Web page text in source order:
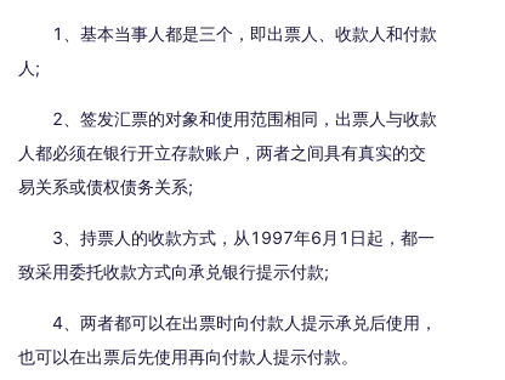
1、基本当事人都是三个，即出票人、收款人和付款
人;
2、签发汇票的对象和使用范围相同，出票人与收款
人都必须在银行开立存款账户，两者之间具有真实的交
易关系或债权债务关系;
3、持票人的收款方式，从1997年6月1日起，都一
致采用委托收款方式向承兑银行提示付款;
4、两者都可以在出票时向付款人提示承兑后使用，
也可以在出票后先使用再向付款人提示付款。